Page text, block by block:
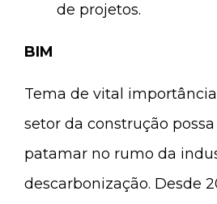
de projetos.
BIM
Tema de vital
setor da construção
patamar no rumo da
descarbonização. Desde